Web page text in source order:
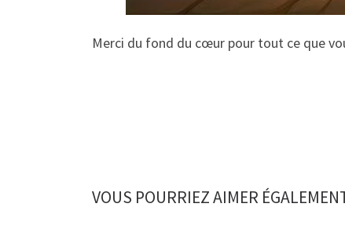
Merci du fond du cœur pour tout ce que
VOUS POURRIEZ AIMER